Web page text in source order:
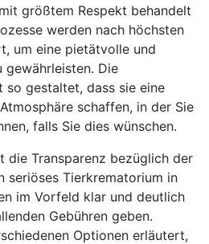
größtem Respekt behandelt
werden nach höchsten
um eine pietätvolle und
gewährleisten. Die
so gestaltet, dass sie eine
schaffen, in der Sie
falls Sie dies wünschen.
die Transparenz bezüglich der
seriöses Tierkrematorium in
im Vorfeld klar und deutlich
Gebühren geben.
Optionen erläutert,